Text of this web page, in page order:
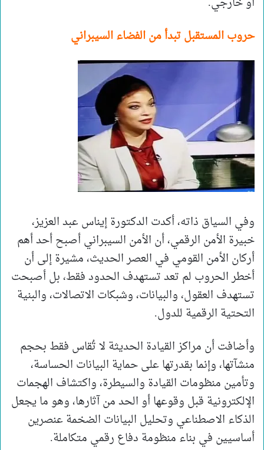
حروب المستقبل تبدأ من الفضاء السيبراني
وفي السياق ذاته، أكدت الدكتورة إيناس عبد العزيز،
خبيرة الأمن الرقمي، أن الأمن السيبراني أصبح أحد أهم
أركان الأمن القومي في العصر الحديث، مشيرة إلى أن
أخطر الحروب لم تعد تستهدف الحدود فقط، بل أصبحت
تستهدف العقول، والبيانات، وشبكات الاتصالات، والبنية
التحتية الرقمية للدول.
وأضافت أن مراكز القيادة الحديثة لا تُقاس فقط بحجم
منشآتها، وإنما بقدرتها على حماية البيانات الحساسة،
وتأمين منظومات القيادة والسيطرة، واكتشاف الهجمات
الإلكترونية قبل وقوعها أو الحد من آثارها، وهو ما يجعل
الذكاء الاصطناعي وتحليل البيانات الضخمة عنصرين
أساسيين في بناء منظومة دفاع رقمي متكاملة.